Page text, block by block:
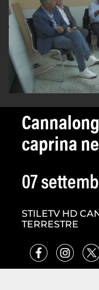
caprina
07
STILETV HD
TERRESTRE